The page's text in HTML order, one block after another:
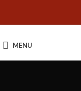
MENU